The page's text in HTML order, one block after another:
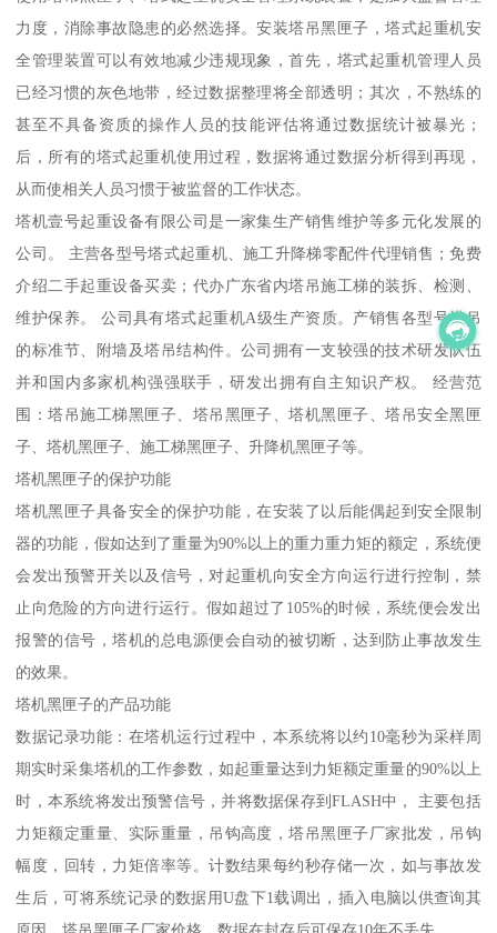
力度，消除事故隐患的必然选择。安装塔吊黑匣子，塔式起重机安
全管理装置可以有效地减少违规现象，首先，塔式起重机管理人员
已经习惯的灰色地带，经过数据整理将全部透明；其次，不熟练的
甚至不具备资质的操作人员的技能评估将通过数据统计被暴光；
后，所有的塔式起重机使用过程，数据将通过数据分析得到再现，
从而使相关人员习惯于被监督的工作状态。
塔机壹号起重设备有限公司是一家集生产销售维护等多元化发展的
公司。 主营各型号塔式起重机、施工升降梯零配件代理销售；免费
介绍二手起重设备买卖；代办广东省内塔吊施工梯的装拆、检测、
维护保养。 公司具有塔式起重机A级生产资质。产销售各型号塔吊
的标准节、附墙及塔吊结构件。公司拥有一支较强的技术研发队伍
并和国内多家机构强强联手，研发出拥有自主知识产权。 经营范
围：塔吊施工梯黑匣子、塔吊黑匣子、塔机黑匣子、塔吊安全黑匣
子、塔机黑匣子、施工梯黑匣子、升降机黑匣子等。
塔机黑匣子的保护功能
塔机黑匣子具备安全的保护功能，在安装了以后能偶起到安全限制
器的功能，假如达到了重量为90%以上的重力重力矩的额定，系统便
会发出预警开关以及信号，对起重机向安全方向运行进行控制，禁
止向危险的方向进行运行。假如超过了105%的时候，系统便会发出
报警的信号，塔机的总电源便会自动的被切断，达到防止事故发生
的效果。
塔机黑匣子的产品功能
数据记录功能：在塔机运行过程中，本系统将以约10毫秒为采样周
期实时采集塔机的工作参数，如起重量达到力矩额定重量的90%以上
时，本系统将发出预警信号，并将数据保存到FLASH中， 主要包括
力矩额定重量、实际重量，吊钩高度，塔吊黑匣子厂家批发，吊钩
幅度，回转，力矩倍率等。计数结果每约秒存储一次，如与事故发
生后，可将系统记录的数据用U盘下1载调出，插入电脑以供查询其
原因，塔吊黑匣子厂家价格，数据在封存后可保存10年不丢失。